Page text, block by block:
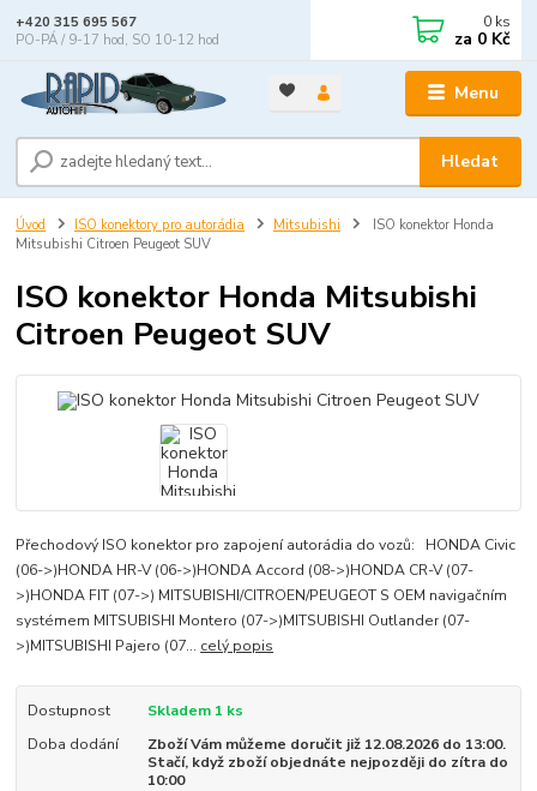
Menu
Hledat
+420 315 695 567
PO-PÁ / 9-17 hod, SO 10-12 hod
0 ks
za 0 Kč
Úvod ISO konektory pro autorádia Mitsubishi
ISO konektor Honda
Mitsubishi Citroen Peugeot SUV
ISO konektor Honda Mitsubishi
Citroen Peugeot SUV
Přechodový ISO konektor pro zapojení autorádia do vozů: HONDA Civic
(06->)HONDA HR-V (06->)HONDA Accord (08->)HONDA CR-V (07-
>)HONDA FIT (07->) MITSUBISHI/CITROEN/PEUGEOT S OEM navigačním
systémem MITSUBISHI Montero (07->)MITSUBISHI Outlander (07-
>)MITSUBISHI Pajero (07... celý popis
Dostupnost
Skladem 1 ks
Doba dodání
Zboží Vám můžeme doručit již 12.08.2026 do 13:00.
Stačí, když zboží objednáte nejpozději do zítra do
10:00